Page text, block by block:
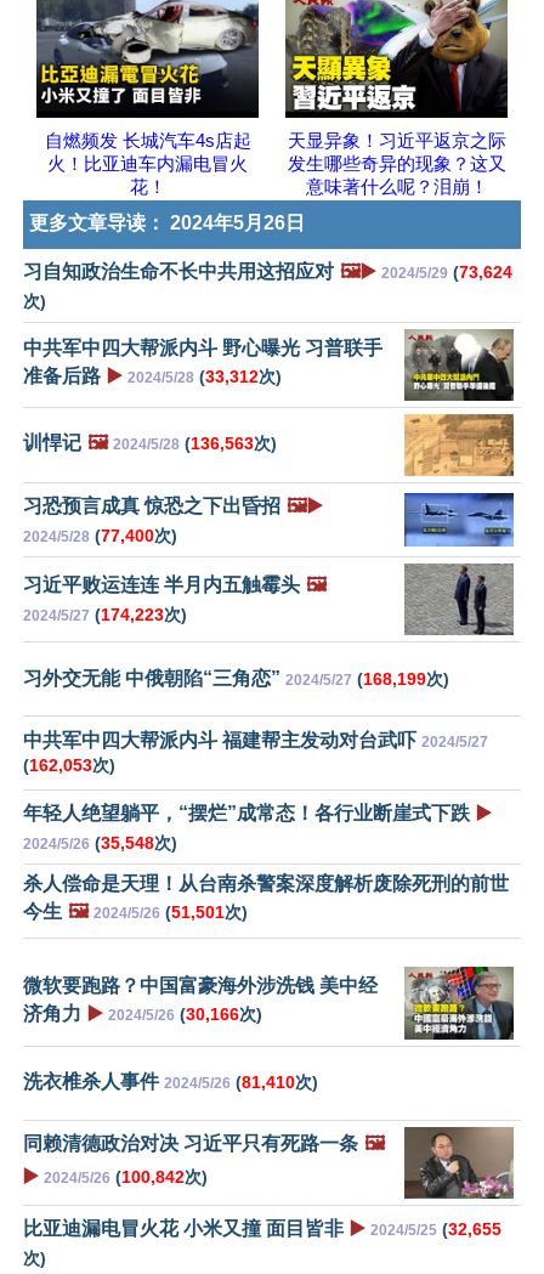
自燃频发 长城汽车4s店起
火！比亚迪车内漏电冒火
花！
天显异象！习近平返京之际
发生哪些奇异的现象？这又
意味著什么呢？泪崩！
更多文章导读： 2024年5月26日
习自知政治生命不长中共用这招应对 🖼️▶️ 2024/5/29 (73,624
次)
中共军中四大帮派内斗 野心曝光 习普联手
准备后路 ▶️ 2024/5/28 (33,312次)
训悍记 🖼️ 2024/5/28 (136,563次)
习恐预言成真 惊恐之下出昏招 🖼️▶️
2024/5/28 (77,400次)
习近平败运连连 半月内五触霉头 🖼️
2024/5/27 (174,223次)
习外交无能 中俄朝陷“三角恋” 2024/5/27 (168,199次)
中共军中四大帮派内斗 福建帮主发动对台武吓 2024/5/27
(162,053次)
年轻人绝望躺平，“摆烂”成常态！各行业断崖式下跌 ▶️
2024/5/26 (35,548次)
杀人偿命是天理！从台南杀警案深度解析废除死刑的前世
今生 🖼️ 2024/5/26 (51,501次)
微软要跑路？中国富豪海外涉洗钱 美中经
济角力 ▶️ 2024/5/26 (30,166次)
洗衣椎杀人事件 2024/5/26 (81,410次)
同赖清德政治对决 习近平只有死路一条 🖼️
▶️ 2024/5/26 (100,842次)
比亚迪漏电冒火花 小米又撞 面目皆非 ▶️ 2024/5/25 (32,655
次)